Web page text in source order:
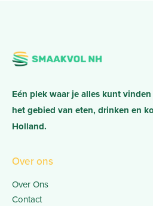
Eén plek waar je alles kunt
het gebied van eten, drinken en
Holland.
Over ons
Over Ons
Contact